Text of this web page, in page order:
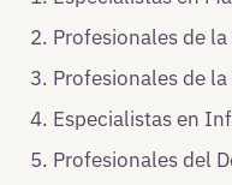
Profesionales de
Profesionales de
Especialistas en
Profesionales del